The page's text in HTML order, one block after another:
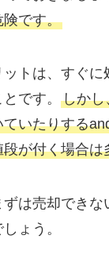
険です。
トは、すぐに
とです。しかし
いたりする
が付く場合は
は売却できな
ょう。